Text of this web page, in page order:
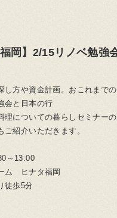
岡】2/15リノベ勉強
し方や資金計画。おこれまで
会と日本の行
理についての暮らしセミナー
紹介いただきます。
～13:00
ム ヒナタ福岡
歩5分